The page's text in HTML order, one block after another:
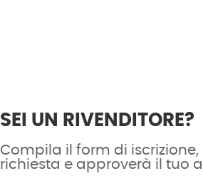
SEI UN RIVENDITORE?
Compila il form di
richiesta e approverà il tuo